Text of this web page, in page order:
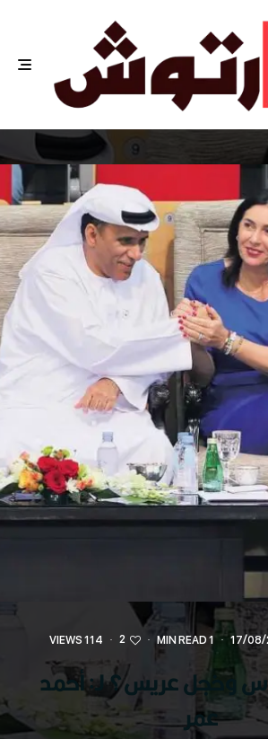
17/08/
·
1 MIN READ
·
2
·
114 VIEWS
وخجل عريس؟ لـ: أحمد
عمر